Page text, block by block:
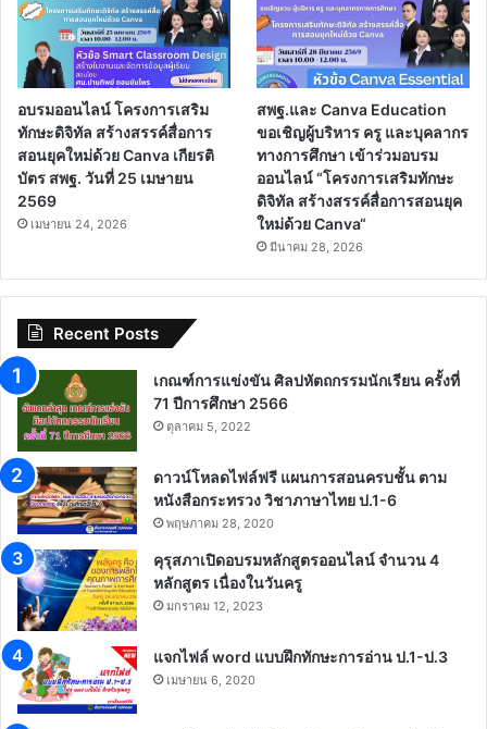
อบรมออนไลน์ โครงการเสริม
ทักษะดิจิทัล สร้างสรรค์สื่อการ
สอนยุคใหม่ด้วย Canva เกียรติ
บัตร สพฐ. วันที่ 25 เมษายน
2569
เมษายน 24, 2026
สพฐ.และ Canva Education
ขอเชิญผู้บริหาร ครู และบุคลากร
ทางการศึกษา เข้าร่วมอบรม
ออนไลน์ “โครงการเสริมทักษะ
ดิจิทัล สร้างสรรค์สื่อการสอนยุค
ใหม่ด้วย Canva“
มีนาคม 28, 2026
Recent Posts
เกณฑ์การแข่งขัน ศิลปหัตถกรรมนักเรียน ครั้งที่
71 ปีการศึกษา 2566
ตุลาคม 5, 2022
ดาวน์โหลดไฟล์ฟรี แผนการสอนครบชั้น ตาม
หนังสือกระทรวง วิชาภาษาไทย ป.1-6
พฤษภาคม 28, 2020
คุรุสภาเปิดอบรมหลักสูตรออนไลน์ จำนวน 4
หลักสูตร เนื่องในวันครู
มกราคม 12, 2023
แจกไฟล์ word แบบฝึกทักษะการอ่าน ป.1-ป.3
เมษายน 6, 2020